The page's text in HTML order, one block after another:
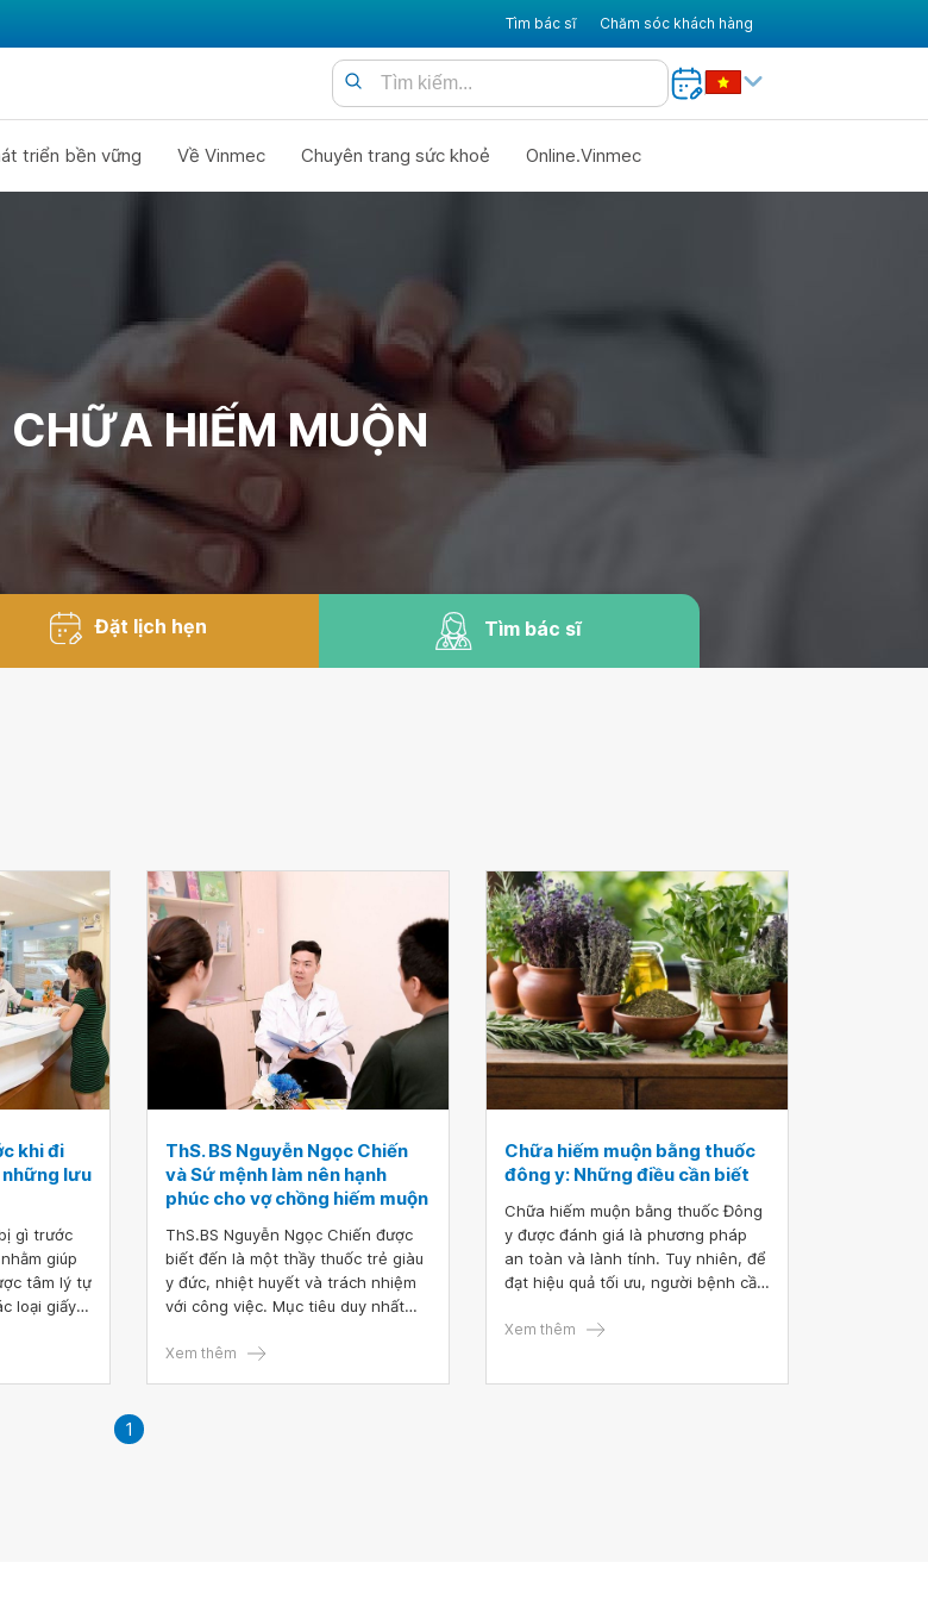
Tìm bác sĩ Chăm sóc khách hàng
triển bền vững Về Vinmec Chuyên trang sức khoẻ Online.Vinmec
HIẾM MUỘN
Đặt lịch hẹn Tìm bác sĩ
khi đi
những lưu
gì trước
giúp
tâm lý tự
loại giấy
suôn sẻ
ThS. BS Nguyễn Ngọc Chiến
và Sứ mệnh làm nên hạnh
phúc cho vợ chồng hiếm muộn
ThS.BS Nguyễn Ngọc Chiến được
biết đến là một thầy thuốc trẻ giàu
y đức, nhiệt huyết và trách nhiệm
với công việc. Mục tiêu duy nhất
muốn gieo được mầm hạnh phúc
Xem thêm
Chữa hiếm muộn bằng thuốc
đông y: Những điều cần biết
Chữa hiếm muộn bằng thuốc Đông
y được đánh giá là phương pháp
an toàn và lành tính. Tuy nhiên, để
đạt hiệu quả tối ưu, người bệnh cần
lưu ý khi áp dụng phương pháp
Xem thêm
1